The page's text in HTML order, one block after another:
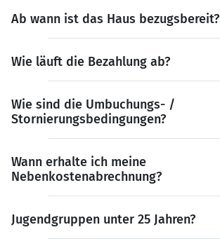
Ab wann ist das Haus bezugsbereit?
Wie läuft die Bezahlung ab?
Wie sind die Umbuchungs- /
Stornierungsbedingungen?
Wann erhalte ich meine
Nebenkostenabrechnung?
Jugendgruppen unter 25 Jahren?